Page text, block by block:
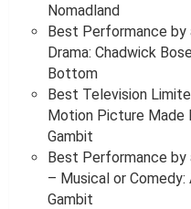
Nomadland
Best Performance
Drama: Chadwick
Bottom
Best Television
Motion Picture Made
Gambit
Best Performance
– Musical or Comedy:
Gambit